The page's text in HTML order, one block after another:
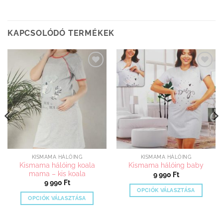
KAPCSOLÓDÓ TERMÉKEK
Kedvenceimhez
adom
KISMAMA HÁLÓING
Kismama hálóing koala
mama – kis koala
9 990 Ft
OPCIÓK VÁLASZTÁSA
Kedvenceimhez
adom
KISMAMA HÁLÓING
Kismama hálóing baby
9 990 Ft
OPCIÓK VÁLASZTÁSA